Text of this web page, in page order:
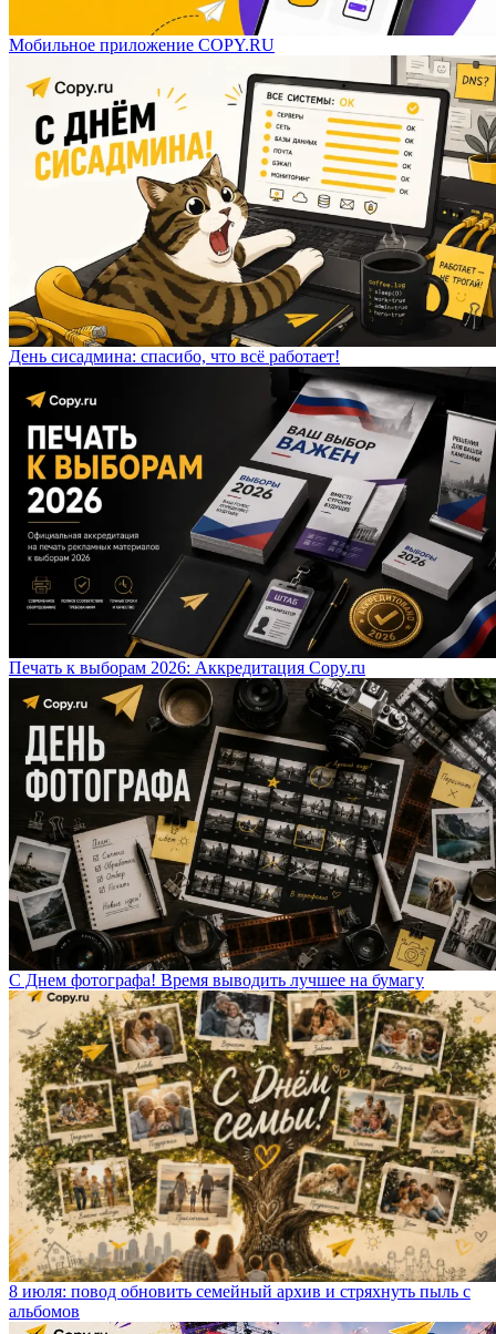
Мобильное приложение COPY.RU
День сисадмина: спасибо, что всё работает!
Печать к выборам 2026: Аккредитация Copy.ru
С Днем фотографа! Время выводить лучшее на бумагу
8 июля: повод обновить семейный архив и стряхнуть пыль с
альбомов